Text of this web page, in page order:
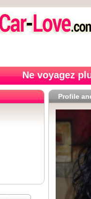
Ne voyagez
Profile